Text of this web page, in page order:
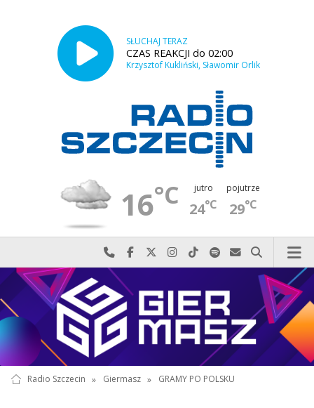
SŁUCHAJ TERAZ
CZAS REAKCJI do 02:00
Krzysztof Kukliński, Sławomir Orlik
16°C jutro
24°C
pojutrze
29°C
Najlepiej po prostu do nas zadzwoń
Odwiedź nas na Facebook-u
Odwiedź nas na X
Odwiedź nas na Instagram-ie
Odwiedź nas na TikTok-u
Szukaj nas na Spotify
Wyślij do nas
Szukaj
Radio Szczecin » Giermasz » GRAMY PO POLSKU